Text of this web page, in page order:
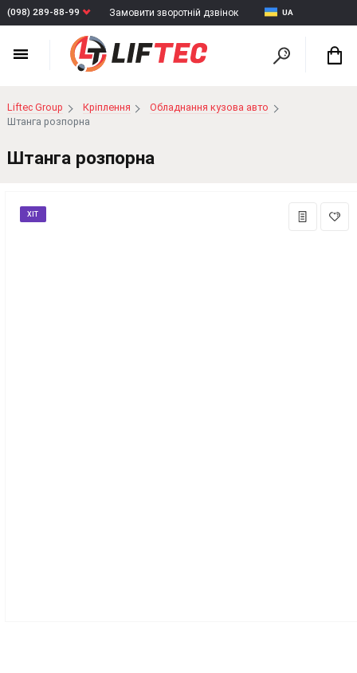
(098) 289-88-99 Замовити зворотній дзвінок UA
Liftec Group Кріплення
Обладнання кузова авто
Штанга розпорна
Штанга розпорна
ХІТ